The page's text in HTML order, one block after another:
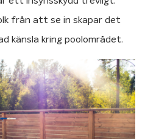
från att se in skapar det
känsla kring poolområdet.